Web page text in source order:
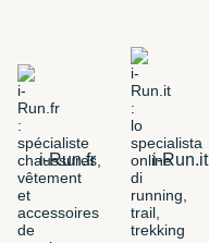
i-Run.fr i-Run.it